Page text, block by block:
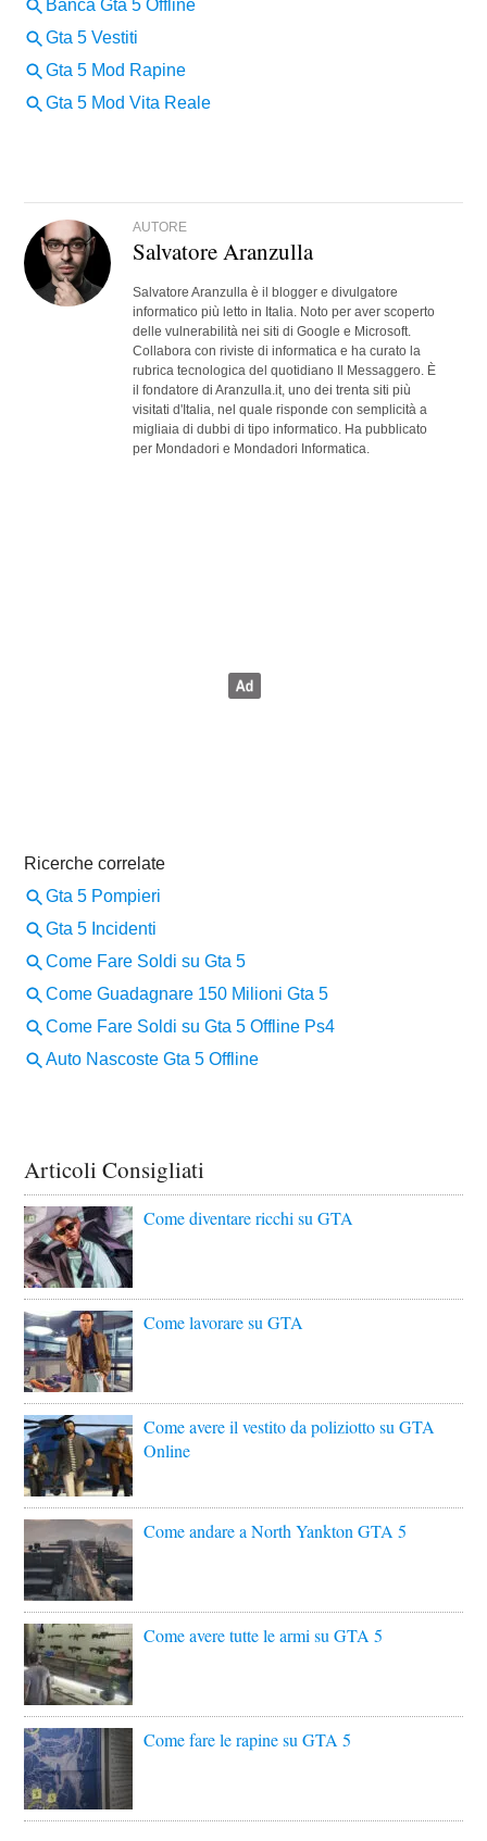
AUTORE
Salvatore Aranzulla
Salvatore Aranzulla è il blogger e divulgatore
informatico più letto in Italia. Noto per aver scoperto
delle vulnerabilità nei siti di Google e Microsoft.
Collabora con riviste di informatica e ha curato la
rubrica tecnologica del quotidiano Il Messaggero. È
il fondatore di Aranzulla.it, uno dei trenta siti più
visitati d'Italia, nel quale risponde con semplicità a
migliaia di dubbi di tipo informatico. Ha pubblicato
per Mondadori e Mondadori Informatica.
Articoli Consigliati
Come diventare ricchi su GTA
Come lavorare su GTA
Come avere il vestito da poliziotto su GTA
Online
Come andare a North Yankton GTA 5
Come avere tutte le armi su GTA 5
Come fare le rapine su GTA 5